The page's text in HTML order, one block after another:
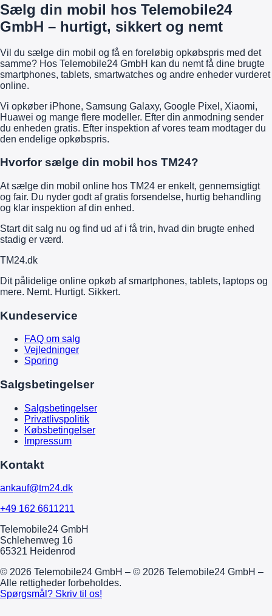
Sælg din mobil hos Telemobile24
GmbH – hurtigt, sikkert og nemt
Vil du sælge din mobil og få en foreløbig opkøbspris med det
samme? Hos Telemobile24 GmbH kan du nemt få dine brugte
smartphones, tablets, smartwatches og andre enheder vurderet
online.
Vi opkøber iPhone, Samsung Galaxy, Google Pixel, Xiaomi,
Huawei og mange flere modeller. Efter din anmodning sender
du enheden gratis. Efter inspektion af vores team modtager du
den endelige opkøbspris.
Hvorfor sælge din mobil hos TM24?
At sælge din mobil online hos TM24 er enkelt, gennemsigtigt
og fair. Du nyder godt af gratis forsendelse, hurtig behandling
og klar inspektion af din enhed.
Start dit salg nu og find ud af i få trin, hvad din brugte enhed
stadig er værd.
TM24.dk
Dit pålidelige online opkøb af smartphones, tablets, laptops og
mere. Nemt. Hurtigt. Sikkert.
Kundeservice
FAQ om salg
Vejledninger
Sporing
Salgsbetingelser
Salgsbetingelser
Privatlivspolitik
Købsbetingelser
Impressum
Kontakt
ankauf@tm24.dk
+49 162 6611211
Telemobile24 GmbH
Schlehenweg 16
65321 Heidenrod
© 2026 Telemobile24 GmbH – © 2026 Telemobile24 GmbH –
Alle rettigheder forbeholdes.
Spørgsmål? Skriv til os!